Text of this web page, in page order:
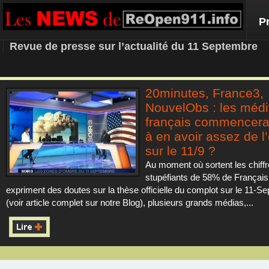
REOPEN911 – NEWS
Revue de presse sur l’actualité du 11 Septembre
20minutes, France3,
NouvelObs : les
français
à en avoir assez de
sur le 11/9 ?
Au moment où sortent les
stupéfiants de 58% de
expriment des doutes sur la thèse officielle du complot sur le 11-
(voir article complet sur notre Blog), plusieurs grands médias,...